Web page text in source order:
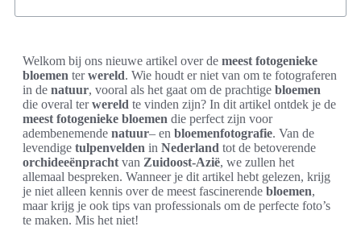
Welkom bij ons nieuwe artikel over de meest fotogenieke
bloemen terwereld. Wie houdt er niet van om te fotograferen
in de natuur, vooral als het gaat om de prachtige bloemen
die overal terwereld te vinden zijn? In dit artikel ontdek je de
meest fotogenieke bloemen die perfect zijn voor
adembenemende natuur– en bloemenfotografie. Van de
levendige tulpenvelden in Nederland tot de betoverende
orchideeënpracht van Zuidoost-Azië, we zullen het
allemaal bespreken. Wanneer je dit artikel hebt gelezen, krijg
je niet alleen kennis over de meest fascinerende bloemen,
maar krijg je ook tips van professionals om de perfecte foto’s
te maken. Mis het niet!